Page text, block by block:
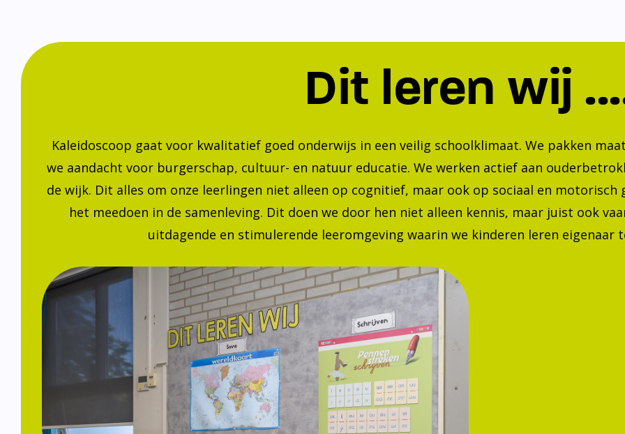
Dit leren wij
Kaleidoscoop gaat voor kwalitatief goed onderwijs in een veilig schoolklimaat. We pakken
we aandacht voor burgerschap, cultuur- en natuur educatie. We werken actief aan
de wijk. Dit alles om onze leerlingen niet alleen op cognitief, maar ook op sociaal en
het meedoen in de samenleving. Dit doen we door hen niet alleen kennis, maar juist ook
uitdagende en stimulerende leeromgeving waarin we kinderen leren eigenaar